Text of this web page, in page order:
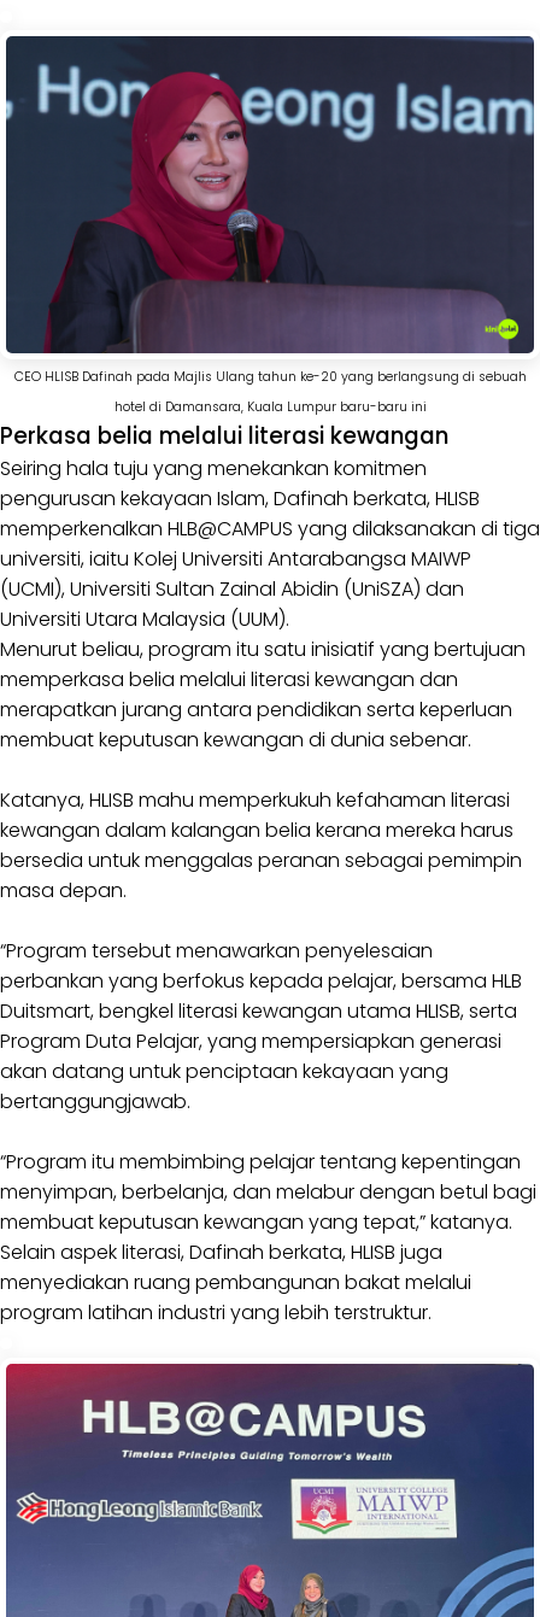
CEO HLISB Dafinah pada Majlis Ulang tahun ke-20 yang berlangsung di sebuah
hotel di Damansara, Kuala Lumpur baru-baru ini
Perkasa belia melalui literasi kewangan
Seiring hala tuju yang menekankan komitmen
pengurusan kekayaan Islam, Dafinah berkata, HLISB
memperkenalkan HLB@CAMPUS yang dilaksanakan di tiga
universiti, iaitu Kolej Universiti Antarabangsa MAIWP
(UCMI), Universiti Sultan Zainal Abidin (UniSZA) dan
Universiti Utara Malaysia (UUM).
Menurut beliau, program itu satu inisiatif yang bertujuan
memperkasa belia melalui literasi kewangan dan
merapatkan jurang antara pendidikan serta keperluan
membuat keputusan kewangan di dunia sebenar.
Katanya, HLISB mahu memperkukuh kefahaman literasi
kewangan dalam kalangan belia kerana mereka harus
bersedia untuk menggalas peranan sebagai pemimpin
masa depan.
“Program tersebut menawarkan penyelesaian
perbankan yang berfokus kepada pelajar, bersama HLB
Duitsmart, bengkel literasi kewangan utama HLISB, serta
Program Duta Pelajar, yang mempersiapkan generasi
akan datang untuk penciptaan kekayaan yang
bertanggungjawab.
“Program itu membimbing pelajar tentang kepentingan
menyimpan, berbelanja, dan melabur dengan betul bagi
membuat keputusan kewangan yang tepat,” katanya.
Selain aspek literasi, Dafinah berkata, HLISB juga
menyediakan ruang pembangunan bakat melalui
program latihan industri yang lebih terstruktur.